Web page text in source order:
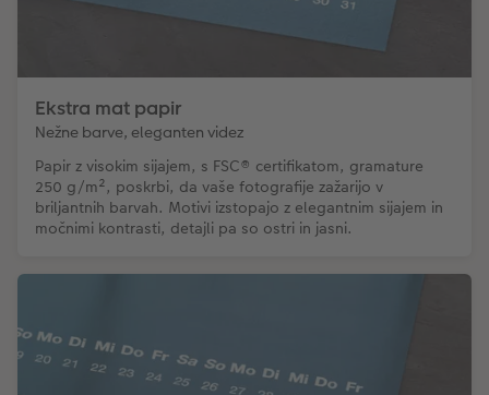
Ekstra mat papir
Nežne barve, eleganten videz
Papir z visokim sijajem, s FSC® certifikatom, gramature
250 g/m², poskrbi, da vaše fotografije zažarijo v
briljantnih barvah. Motivi izstopajo z elegantnim sijajem in
močnimi kontrasti, detajli pa so ostri in jasni.